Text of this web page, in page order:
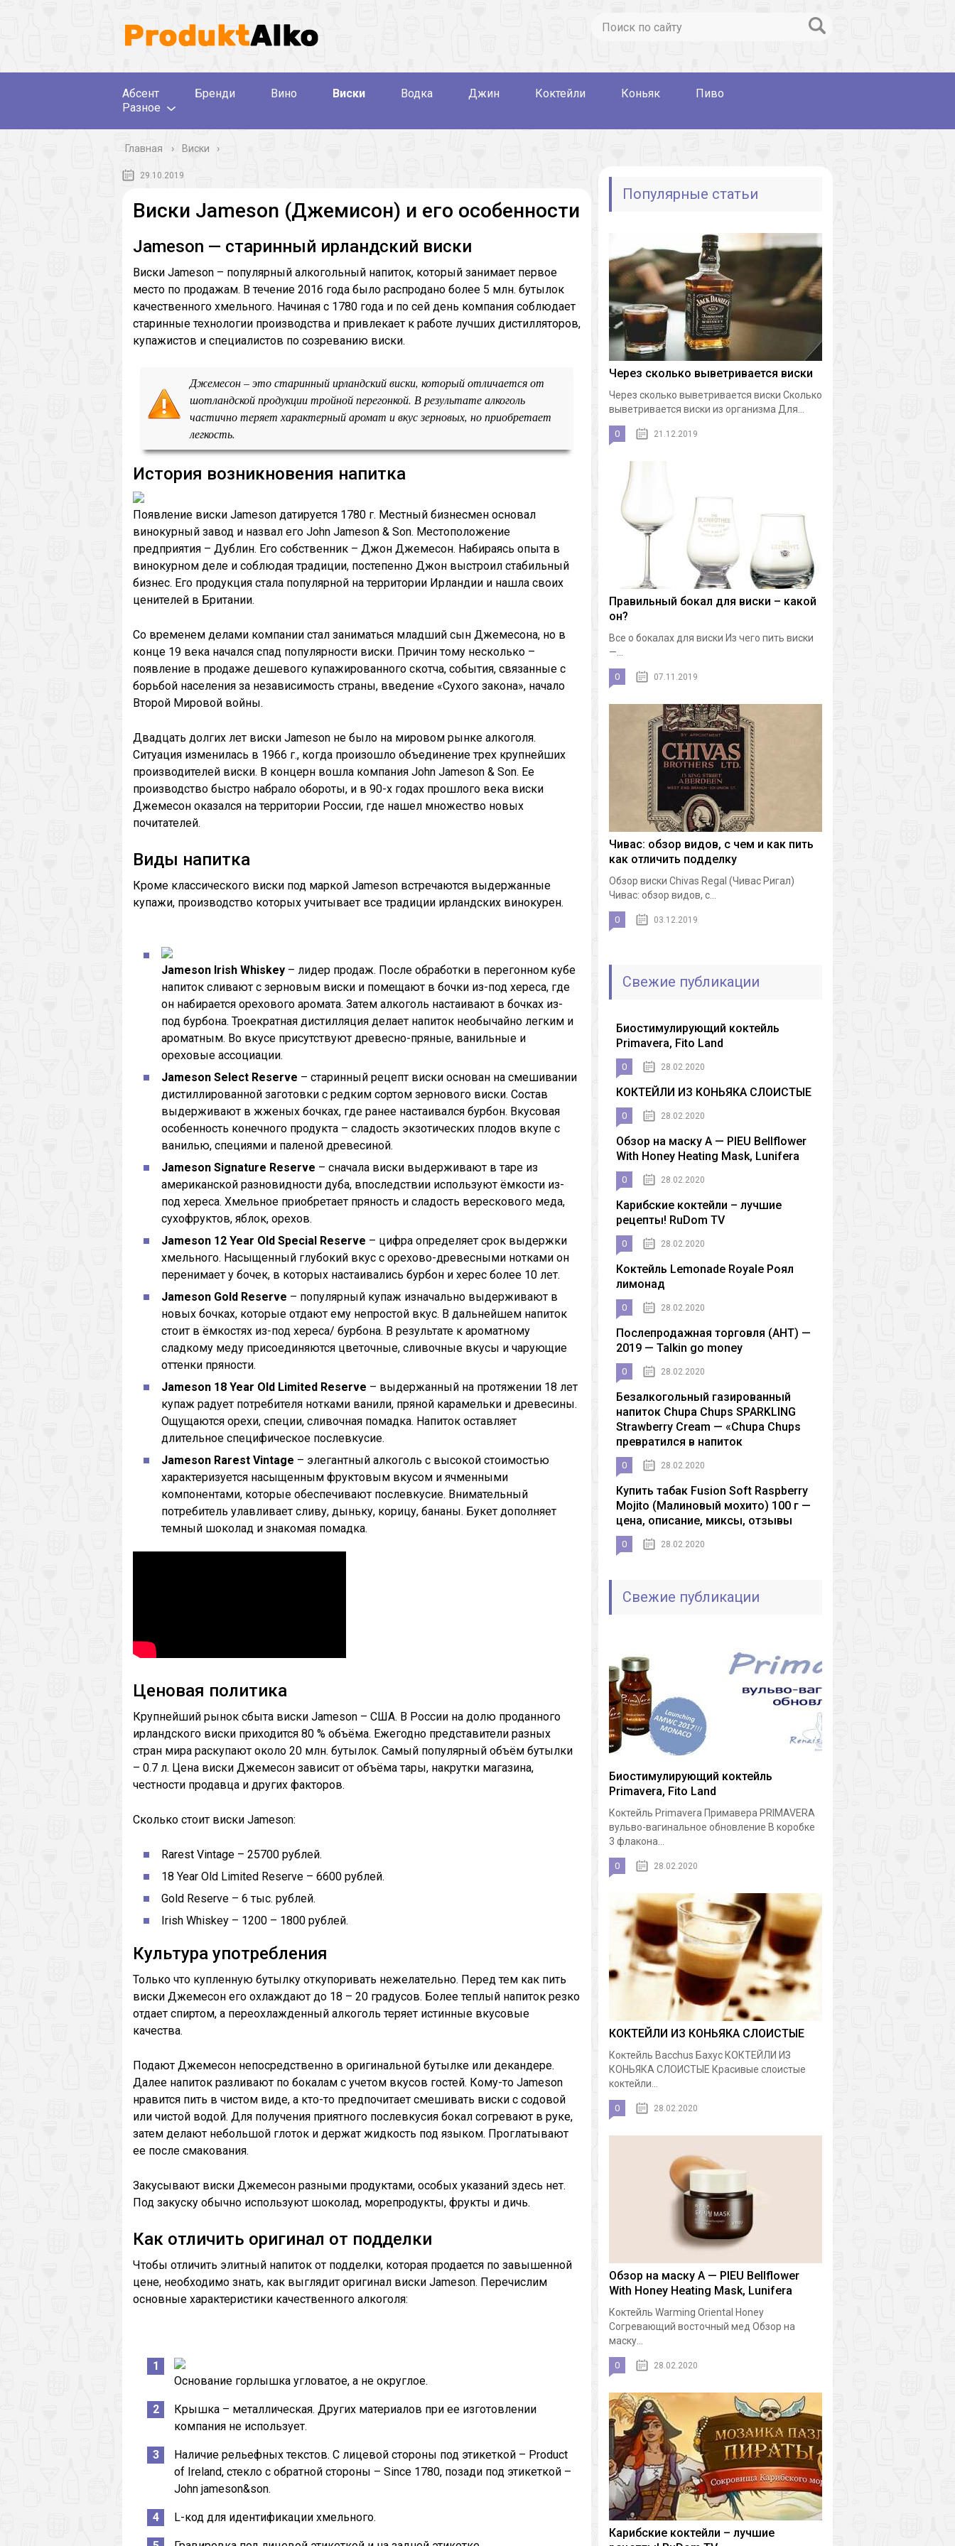
Абсент Бренди Вино Виски Водка Джин Коктейли Коньяк
Пиво
Разное
Главная › Виски
29.10.2019
Виски Jameson (Джемисон) и его особенности
Jameson — старинный ирландский виски
Виски Jameson – популярный алкогольный напиток, который занимает первое
место по продажам. В течение 2016 года было распродано более 5 млн. бутылок
качественного хмельного. Начиная с 1780 года и по сей день компания соблюдает
старинные технологии производства и привлекает к работе лучших дистилляторов,
купажистов и специалистов по созреванию виски.
Джемесон – это старинный ирландский виски, который отличается от
шотландской продукции тройной перегонкой. В результате алкоголь
частично теряет характерный аромат и вкус зерновых, но приобретает
легкость.
История возникновения напитка
Появление виски Jameson датируется 1780 г. Местный бизнесмен основал
винокурный завод и назвал его John Jameson & Son. Местоположение
предприятия – Дублин. Его собственник – Джон Джемесон. Набираясь опыта в
винокурном деле и соблюдая традиции, постепенно Джон выстроил стабильный
бизнес. Его продукция стала популярной на территории Ирландии и нашла своих
ценителей в Британии.
Со временем делами компании стал заниматься младший сын Джемесона, но в
конце 19 века начался спад популярности виски. Причин тому несколько –
появление в продаже дешевого купажированного скотча, события, связанные с
борьбой населения за независимость страны, введение «Сухого закона», начало
Второй Мировой войны.
Двадцать долгих лет виски Jameson не было на мировом рынке алкоголя.
Ситуация изменилась в 1966 г., когда произошло объединение трех крупнейших
производителей виски. В концерн вошла компания John Jameson & Son. Ее
производство быстро набрало обороты, и в 90-х годах прошлого века виски
Джемесон оказался на территории России, где нашел множество новых
почитателей.
Виды напитка
Кроме классического виски под маркой Jameson встречаются выдержанные
купажи, производство которых учитывает все традиции ирландских винокурен.
Jameson Irish Whiskey – лидер продаж. После обработки в перегонном кубе
напиток сливают с зерновым виски и помещают в бочки из-под хереса, где
он набирается орехового аромата. Затем алкоголь настаивают в бочках из-
под бурбона. Троекратная дистилляция делает напиток необычайно легким и
ароматным. Во вкусе присутствуют древесно-пряные, ванильные и
ореховые ассоциации.
Jameson Select Reserve – старинный рецепт виски основан на смешивании
дистиллированной заготовки с редким сортом зернового виски. Состав
выдерживают в жженых бочках, где ранее настаивался бурбон. Вкусовая
особенность конечного продукта – сладость экзотических плодов вкупе с
ванилью, специями и паленой древесиной.
Jameson Signature Reserve – сначала виски выдерживают в таре из
американской разновидности дуба, впоследствии используют ёмкости из-
под хереса. Хмельное приобретает пряность и сладость верескового меда,
сухофруктов, яблок, орехов.
Jameson 12 Year Old Special Reserve – цифра определяет срок выдержки
хмельного. Насыщенный глубокий вкус с орехово-древесными нотками он
перенимает у бочек, в которых настаивались бурбон и херес более 10 лет.
Jameson Gold Reserve – популярный купаж изначально выдерживают в
новых бочках, которые отдают ему непростой вкус. В дальнейшем напиток
стоит в ёмкостях из-под хереса/ бурбона. В результате к ароматному
сладкому меду присоединяются цветочные, сливочные вкусы и чарующие
оттенки пряности.
Jameson 18 Year Old Limited Reserve – выдержанный на протяжении 18 лет
купаж радует потребителя нотками ванили, пряной карамельки и древесины.
Ощущаются орехи, специи, сливочная помадка. Напиток оставляет
длительное специфическое послевкусие.
Jameson Rarest Vintage – элегантный алкоголь с высокой стоимостью
характеризуется насыщенным фруктовым вкусом и ячменными
компонентами, которые обеспечивают послевкусие. Внимательный
потребитель улавливает сливу, дыньку, корицу, бананы. Букет дополняет
темный шоколад и знакомая помадка.
Ценовая политика
Крупнейший рынок сбыта виски Jameson – США. В России на долю проданного
ирландского виски приходится 80 % объёма. Ежегодно представители разных
стран мира раскупают около 20 млн. бутылок. Самый популярный объём бутылки
– 0.7 л. Цена виски Джемесон зависит от объёма тары, накрутки магазина,
честности продавца и других факторов.
Сколько стоит виски Jameson:
Rarest Vintage – 25700 рублей.
18 Year Old Limited Reserve – 6600 рублей.
Gold Reserve – 6 тыс. рублей.
Irish Whiskey – 1200 – 1800 рублей.
Культура употребления
Только что купленную бутылку откупоривать нежелательно. Перед тем как пить
виски Джемесон его охлаждают до 18 – 20 градусов. Более теплый напиток резко
отдает спиртом, а переохлажденный алкоголь теряет истинные вкусовые
качества.
Подают Джемесон непосредственно в оригинальной бутылке или декандере.
Далее напиток разливают по бокалам с учетом вкусов гостей. Кому-то Jameson
нравится пить в чистом виде, а кто-то предпочитает смешивать виски с содовой
или чистой водой. Для получения приятного послевкусия бокал согревают в руке,
затем делают небольшой глоток и держат жидкость под языком. Проглатывают
ее после смакования.
Закусывают виски Джемесон разными продуктами, особых указаний здесь нет.
Под закуску обычно используют шоколад, морепродукты, фрукты и дичь.
Как отличить оригинал от подделки
Чтобы отличить элитный напиток от подделки, которая продается по завышенной
цене, необходимо знать, как выглядит оригинал виски Jameson. Перечислим
основные характеристики качественного алкоголя:
Основание горлышка угловатое, а не округлое.
Крышка – металлическая. Других материалов при ее изготовлении
компания не использует.
Наличие рельефных текстов. С лицевой стороны под этикеткой – Product
of Ireland, стекло с обратной стороны – Since 1780, позади под этикеткой –
John jameson&son.
L-код для идентификации хмельного.
Популярные статьи
Через сколько выветривается виски
Через сколько выветривается виски Сколько
выветривается виски из организма Для...
0 21.12.2019
Правильный бокал для виски – какой
он?
Все о бокалах для виски Из чего пить виски
—...
0 07.11.2019
Чивас: обзор видов, с чем и как пить
как отличить подделку
Обзор виски Chivas Regal (Чивас Ригал)
Чивас: обзор видов, с...
0 03.12.2019
Свежие публикации
Биостимулирующий коктейль
Primavera, Fito Land
0 28.02.2020
КОКТЕЙЛИ ИЗ КОНЬЯКА СЛОИСТЫЕ
0 28.02.2020
Обзор на маску A — PIEU Bellflower
With Honey Heating Mask, Lunifera
0 28.02.2020
Карибские коктейли – лучшие
рецепты! RuDom TV
0 28.02.2020
Коктейль Lemonade Royale Роял
лимонад
0 28.02.2020
Послепродажная торговля (AHT) —
2019 — Talkin go money
0 28.02.2020
Безалкогольный газированный
напиток Chupa Chups SPARKLING
Strawberry Cream — «Chupa Chups
превратился в напиток
0 28.02.2020
Купить табак Fusion Soft Raspberry
Mojito (Малиновый мохито) 100 г —
цена, описание, миксы, отзывы
0 28.02.2020
Свежие публикации
Биостимулирующий коктейль
Primavera, Fito Land
Коктейль Primavera Примавера PRIMAVERA
вульво-вагинальное обновление В коробке
3 флакона...
0 28.02.2020
КОКТЕЙЛИ ИЗ КОНЬЯКА СЛОИСТЫЕ
Коктейль Bacchus Бахус КОКТЕЙЛИ ИЗ
КОНЬЯКА СЛОИСТЫЕ Красивые слоистые
коктейли...
0 28.02.2020
Обзор на маску A — PIEU Bellflower
With Honey Heating Mask, Lunifera
Коктейль Warming Oriental Honey
Согревающий восточный мед Обзор на
маску...
0 28.02.2020
Карибские коктейли – лучшие